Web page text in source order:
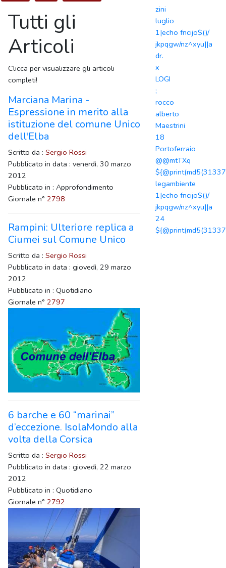
Tutti gli
Articoli
Clicca per visualizzare gli articoli
completi!
Marciana Marina -
Espressione in merito alla
istituzione del comune Unico
dell'Elba
Scritto da : Sergio Rossi
Pubblicato in data : venerdì, 30 marzo
2012
Pubblicato in : Approfondimento
Giornale n° 2798
Rampini: Ulteriore replica a
Ciumei sul Comune Unico
Scritto da : Sergio Rossi
Pubblicato in data : giovedì, 29 marzo
2012
Pubblicato in : Quotidiano
Giornale n° 2797
6 barche e 60 “marinai”
d’eccezione. IsolaMondo alla
volta della Corsica
Scritto da : Sergio Rossi
Pubblicato in data : giovedì, 22 marzo
2012
Pubblicato in : Quotidiano
Giornale n° 2792
zini
luglio
1|echo fncijo$()/
jkpqgw/nz^xyu||a
dr.
x
LOGI
;
rocco
alberto
Maestrini
18
Portoferraio
@@mtTXq
legambiente
1|echo fncijo$()/
jkpqgw/nz^xyu||a
24